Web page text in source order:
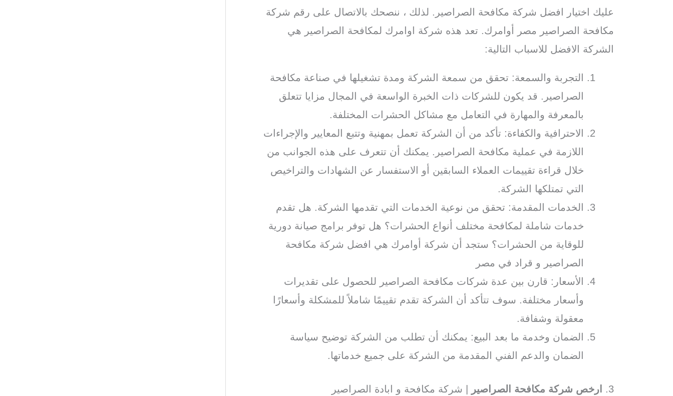
عليك اختيار افضل شركة مكافحة الصراصير. لذلك ، ننصحك بالاتصال على رقم شركة
مكافحة الصراصير مصر أوامرك. تعد هذه شركة اوامرك لمكافحة الصراصير هي
الشركة الافضل للاسباب التالية:
التجربة والسمعة: تحقق من سمعة الشركة ومدة تشغيلها في صناعة مكافحة
الصراصير. قد يكون للشركات ذات الخبرة الواسعة في المجال مزايا تتعلق
بالمعرفة والمهارة في التعامل مع مشاكل الحشرات المختلفة.
الاحترافية والكفاءة: تأكد من أن الشركة تعمل بمهنية وتتبع المعايير والإجراءات
اللازمة في عملية مكافحة الصراصير. يمكنك أن تتعرف على هذه الجوانب من
خلال قراءة تقييمات العملاء السابقين أو الاستفسار عن الشهادات والتراخيص
التي تمتلكها الشركة.
الخدمات المقدمة: تحقق من نوعية الخدمات التي تقدمها الشركة. هل تقدم
خدمات شاملة لمكافحة مختلف أنواع الحشرات؟ هل توفر برامج صيانة دورية
للوقاية من الحشرات؟ ستجد أن شركة أوامرك هي افضل شركة مكافحة
الصراصير و قراد في مصر
الأسعار: قارن بين عدة شركات مكافحة الصراصير للحصول على تقديرات
وأسعار مختلفة. سوف تتأكد أن الشركة تقدم تقييمًا شاملاً للمشكلة وأسعارًا
معقولة وشفافة.
الضمان وخدمة ما بعد البيع: يمكنك أن تطلب من الشركة توضيح سياسة
الضمان والدعم الفني المقدمة من الشركة على جميع خدماتها.
3. ارخص شركة مكافحة الصراصير
| شركة مكافحة و ابادة الصراصير